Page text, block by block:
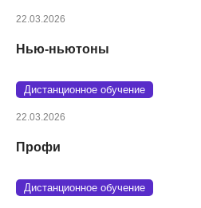
22.03.2026
Нью-ньютоны
Дистанционное обучение
22.03.2026
Профи
Дистанционное обучение